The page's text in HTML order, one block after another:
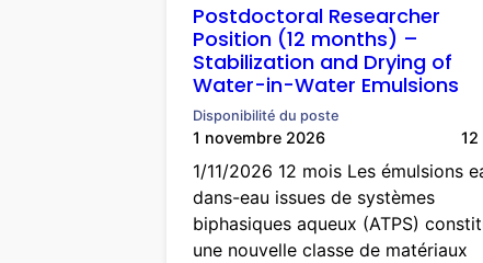
Postdoctoral Researcher
Position (12 months) –
Stabilization and Drying of
Water-in-Water Emulsions
Disponibilité du poste
1 novembre 2026 12
1/11/2026 12 mois Les émulsions
dans-eau issues de systèmes
biphasiques aqueux (ATPS)
une nouvelle classe de matériaux